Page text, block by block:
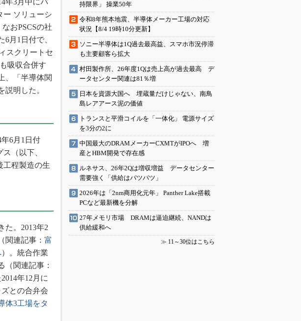
年3月中にパ
ー ソリューシ
おPSCSの社
月1日付で、
スクリートセ
吸収合併す
、「半導体関
明した。
6月1日付
（以下、
工程製造の生
た。2013年2
関連記事： 富
）。統合作業
（関連記事：
年12月に
との合弁会
体3工場をタ
持限界」 操業50年
令和8年熊本地震、半導体メーカー工場の対応
状況【8/4 19時10分更新】
ソニー半導体は1Q過去最高益、スマホ市況停滞
も主要顧客ら拡大
村田製作所、26年度1Qは売上高が過去最高 デ
ータセンター関連は81％増
日本を資源大国へ 埋蔵量だけじゃない、南鳥
島レアアース泥の価値
トランスと平滑コイルを「一体化」 電源サイズ
を3分の2に
中国最大のDRAMメーカーCXMTがIPOへ 増
産とHBM開発で存在感
ルネサス、26年2Qは増収増益 データセンター
需要強く「供給はパツパツ」
2026年は「2nm商用化元年」 Panther Lake搭載
PCなど最新機を分解
27年メモリ市場 DRAMは逼迫継続、NANDは
供給緩和へ
≫ 11～30位はこちら